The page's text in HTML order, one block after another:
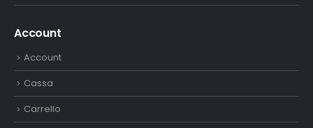
Account
Account
Cassa
Carrello